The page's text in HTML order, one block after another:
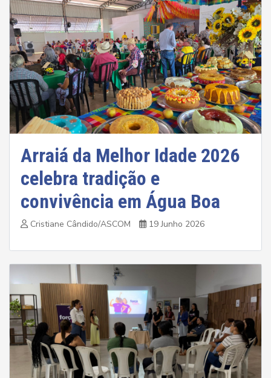
Arraiá da Melhor Idade 2026
celebra tradição e
convivência em Água Boa
Cristiane Cândido/ASCOM 19 Junho 2026